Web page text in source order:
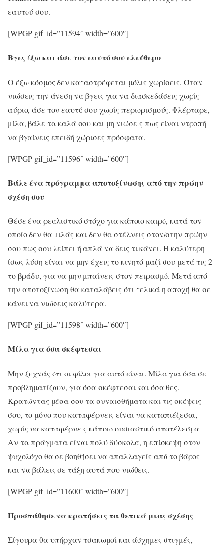
εαυτού σου.
[WPGP gif_id=”11594″ width=”600″]
Βγες έξω και άσε τον εαυτό σου ελεύθερο
Ο έξω κόσμος δεν καταστρέφεται μόλις χωρίσεις. Όταν
νιώσεις την άνεση να βγεις για να διασκεδάσεις χωρίς
αύριο, άσε τον εαυτό σου χωρίς περιορισμούς. Φλέρταρε,
μίλα, βάλε τα καλά σου και μη νιώσεις πως είναι ντροπή
να βγαίνεις επειδή χώρισες πρόσφατα.
[WPGP gif_id=”11596″ width=”600″]
Βάλε ένα πρόγραμμα αποτοξίνωσης από την πρώην
σχέση σου
Θέσε ένα ρεαλιστικό στόχο για κάποιο καιρό, κατά τον
οποίο δεν θα μιλάς και δεν θα στέλνεις στον/στην πρώην
σου πως σου λείπει ή απλά να δεις τι κάνει. Η καλύτερη
ίσως λύση είναι να μην έχεις το κινητό μαζί σου μετά τις 2
το βράδυ, για να μην μπαίνεις στον πειρασμό. Μετά από
την αποτοξίνωση θα καταλάβεις ότι τελικά η αποχή θα σε
κάνει να νιώσεις καλύτερα.
[WPGP gif_id=”11598″ width=”600″]
Μίλα για όσα σκέφτεσαι
Μην ξεχνάς ότι οι φίλοι για αυτό είναι. Μίλα για όσα σε
προβληματίζουν, για όσα σκέφτεσαι και όσα θες.
Κρατώντας μέσα σου τα συναισθήματα και τις σκέψεις
σου, το μόνο που καταφέρνεις είναι να καταπιέζεσαι,
χωρίς να καταφέρνεις κάποιο ουσιαστικό αποτέλεσμα.
Αν τα πράγματα είναι πολύ δύσκολα, η επίσκεψη στον
ψυχολόγο θα σε βοηθήσει να απαλλαγείς από το βάρος
και να βάλεις σε τάξη αυτά που νιώθεις.
[WPGP gif_id=”11600″ width=”600″]
Προσπάθησε να κρατήσεις τα θετικά μιας σχέσης
Σίγουρα θα υπήρχαν τσακωμοί και άσχημες στιγμές,